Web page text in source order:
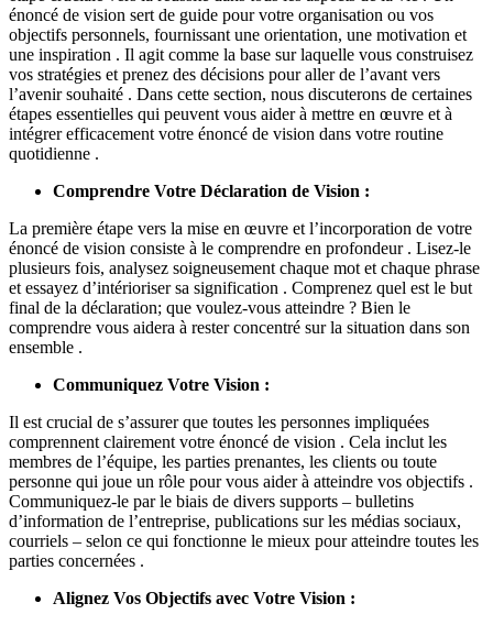
énoncé de vision sert de guide pour votre organisation ou vos
objectifs personnels, fournissant une orientation, une motivation et
une inspiration . Il agit comme la base sur laquelle vous construisez
vos stratégies et prenez des décisions pour aller de l’avant vers
l’avenir souhaité . Dans cette section, nous discuterons de certaines
étapes essentielles qui peuvent vous aider à mettre en œuvre et à
intégrer efficacement votre énoncé de vision dans votre routine
quotidienne .
Comprendre Votre Déclaration de Vision :
La première étape vers la mise en œuvre et l’incorporation de votre
énoncé de vision consiste à le comprendre en profondeur . Lisez-le
plusieurs fois, analysez soigneusement chaque mot et chaque phrase
et essayez d’intérioriser sa signification . Comprenez quel est le but
final de la déclaration; que voulez-vous atteindre ? Bien le
comprendre vous aidera à rester concentré sur la situation dans son
ensemble .
Communiquez Votre Vision :
Il est crucial de s’assurer que toutes les personnes impliquées
comprennent clairement votre énoncé de vision . Cela inclut les
membres de l’équipe, les parties prenantes, les clients ou toute
personne qui joue un rôle pour vous aider à atteindre vos objectifs .
Communiquez-le par le biais de divers supports – bulletins
d’information de l’entreprise, publications sur les médias sociaux,
courriels – selon ce qui fonctionne le mieux pour atteindre toutes les
parties concernées .
Alignez Vos Objectifs avec Votre Vision :